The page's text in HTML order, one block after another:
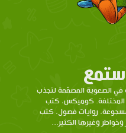
في الصعوبة المصمّمة لتجذب
المختلفة. كوميكس، كتب
روايات فصول، كتب
وغيرها الكثير...